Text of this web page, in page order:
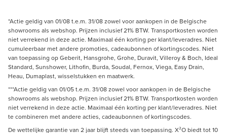
*Actie geldig van 01/08 t.e.m. 31/08 zowel voor aankopen in de Belgische
showrooms als webshop. Prijzen inclusief 21% BTW. Transportkosten worden
niet verrekend in deze actie. Maximaal één korting per klant/leveradres. Niet
cumuleerbaar met andere promoties, cadeaubonnen of kortingscodes. Niet
van toepassing op Geberit, Hansgrohe, Grohe, Duravit, Villeroy & Boch, Ideal
Standard, Sunshower, Lithofin, Burda, Soudal, Fernox, Viega, Easy Drain,
Heau, Dumaplast, wisselstukken en maatwerk.
***Actie geldig van 01/05 t.e.m. 31/08 zowel voor aankopen in de Belgische
showrooms als webshop. Prijzen inclusief 21% BTW. Transportkosten worden
niet verrekend in deze actie. Maximaal één korting per klant/leveradres. Niet
te combineren met andere acties, cadeaubonnen of kortingscodes.
De wettelijke garantie van 2 jaar blijft steeds van toepassing. X²O biedt tot 10